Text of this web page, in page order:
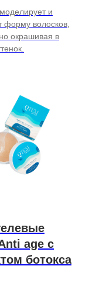
и
форму волосков,
окрашивая в
age с
ботокса